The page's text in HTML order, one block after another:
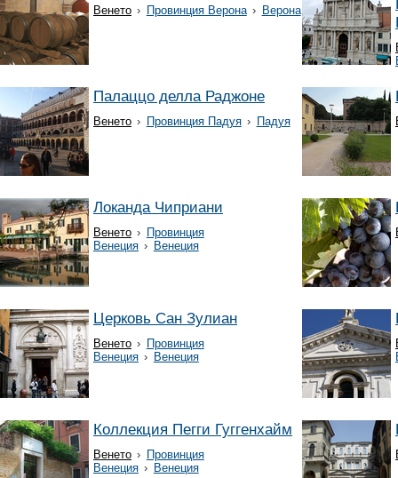
Венето › Провинция Верона › Верона
Палаццо делла Раджоне
Венето › Провинция Падуя › Падуя
Локанда Чиприани
Венето › Провинция
Венеция › Венеция
Церковь Сан Зулиан
Венето › Провинция
Венеция › Венеция
Коллекция Пегги Гуггенхайм
Венето › Провинция
Венеция › Венеция